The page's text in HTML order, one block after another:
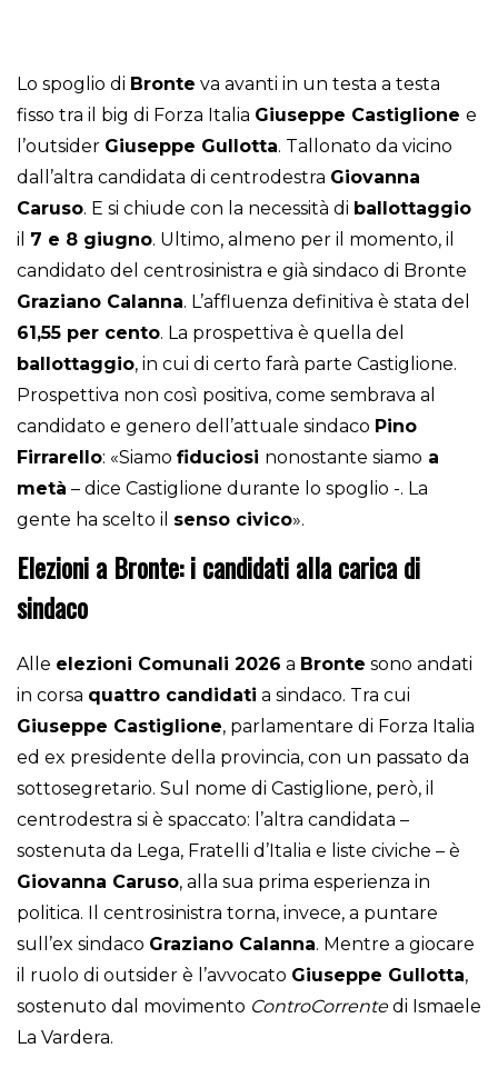
Lo spoglio di Bronte va avanti in un testa a testa
fisso tra il big di Forza Italia Giuseppe Castiglione e
l’outsider Giuseppe Gullotta. Tallonato da vicino
dall’altra candidata di centrodestra Giovanna
Caruso. E si chiude con la necessità di ballottaggio
il 7 e 8 giugno. Ultimo, almeno per il momento, il
candidato del centrosinistra e già sindaco di Bronte
Graziano Calanna. L’affluenza definitiva è stata del
61,55 per cento. La prospettiva è quella del
ballottaggio, in cui di certo farà parte Castiglione.
Prospettiva non così positiva, come sembrava al
candidato e genero dell’attuale sindaco Pino
Firrarello: «Siamo fiduciosi nonostante siamo a
metà – dice Castiglione durante lo spoglio -. La
gente ha scelto il senso civico».
Elezioni a Bronte: i candidati alla carica di
sindaco
Alle elezioni Comunali 2026 a Bronte sono andati
in corsa quattro candidati a sindaco. Tra cui
Giuseppe Castiglione, parlamentare di Forza Italia
ed ex presidente della provincia, con un passato da
sottosegretario. Sul nome di Castiglione, però, il
centrodestra si è spaccato: l’altra candidata –
sostenuta da Lega, Fratelli d’Italia e liste civiche – è
Giovanna Caruso, alla sua prima esperienza in
politica. Il centrosinistra torna, invece, a puntare
sull’ex sindaco Graziano Calanna. Mentre a giocare
il ruolo di outsider è l’avvocato Giuseppe Gullotta,
sostenuto dal movimento ControCorrentedi Ismaele
La Vardera.